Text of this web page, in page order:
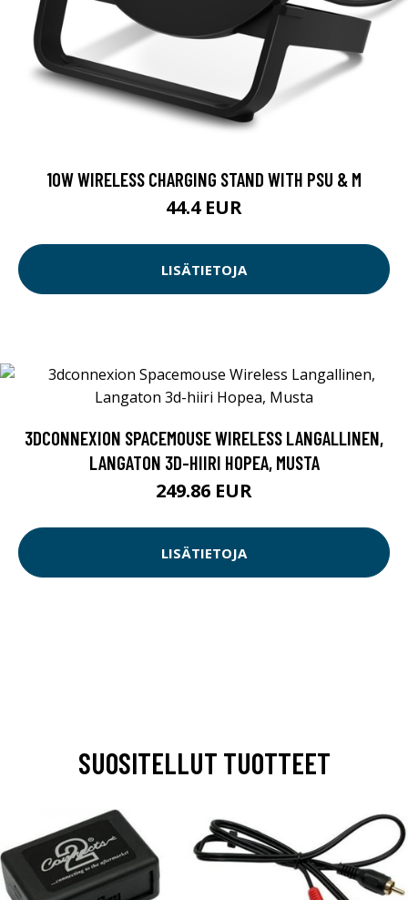
10W WIRELESS CHARGING STAND WITH PSU & M
44.4 EUR
LISÄTIETOJA
3DCONNEXION SPACEMOUSE WIRELESS LANGALLINEN,
LANGATON 3D-HIIRI HOPEA, MUSTA
249.86 EUR
LISÄTIETOJA
SUOSITELLUT TUOTTEET